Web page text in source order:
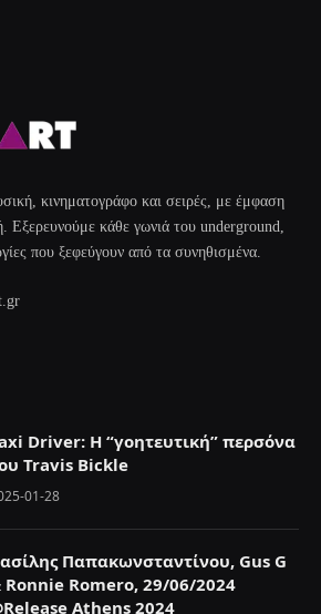
κινηματογράφο και σειρές, με έμφαση
Εξερευνούμε κάθε γωνιά του underground,
που ξεφεύγουν από τα συνηθισμένα.
Driver: Η “γοητευτική” περσόνα
Travis Bickle
01-28
Παπακωνσταντίνου, Gus G
Ronnie Romero, 29/06/2024
Athens 2024